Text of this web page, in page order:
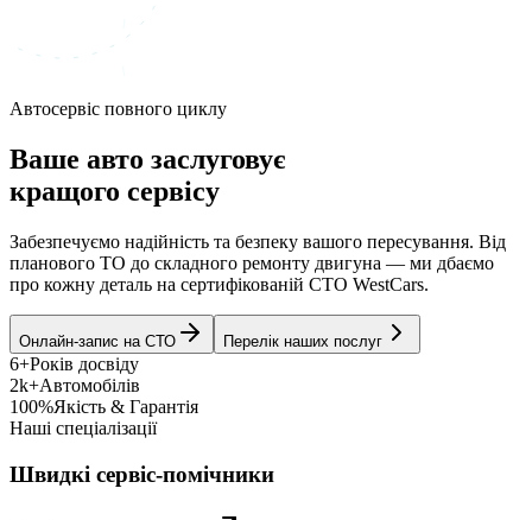
Автосервіс повного циклу
Ваше авто заслуговує
кращого сервісу
Забезпечуємо надійність та безпеку вашого пересування. Від
планового ТО до складного ремонту двигуна — ми дбаємо
про кожну деталь на сертифікованій СТО WestCars.
Онлайн-запис на СТО Перелік наших послуг
6+Років досвіду
2k+Автомобілів
100%Якість & Гарантія
Наші спеціалізації
Швидкі сервіс-помічники